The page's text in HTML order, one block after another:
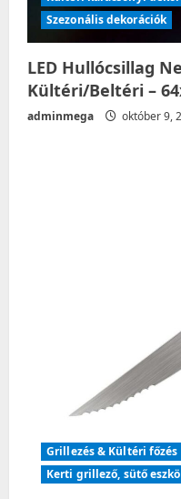
Szezonális dekorációk
LED Hullócsillag
Kültéri/Beltéri –
adminmega október 9,
Grillezés & Kültéri főzés
Kerti grillező, sütő